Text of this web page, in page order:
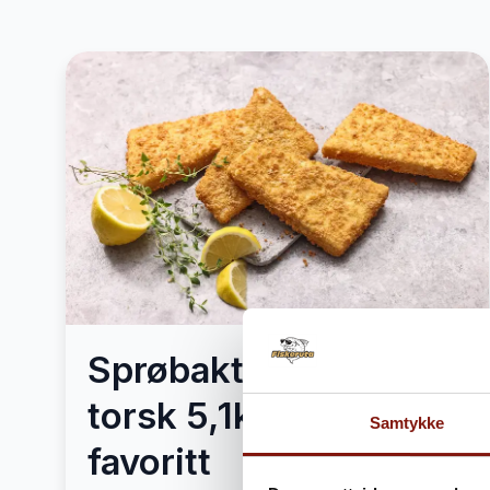
Samtykke
Sprøbakt Luksus
torsk 5,1kg – Mors
favoritt